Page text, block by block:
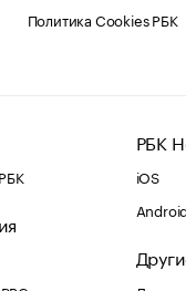
Политика Cookies РБК
РБК
iOS